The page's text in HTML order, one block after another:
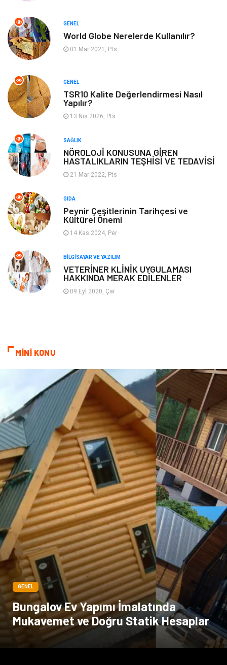
Tekstil
Tatil
Aksesuar Eğitim Kurumları
Ambalaj Eğlence
Pazarlama
Kültür
Grafik Tasarım
Alüminyum
Bilişim televizyon
Tarım & Hayvancılık
GENEL
World Globe Nerelerde Kullanılır?
01 Mar 2021, Pts
GENEL
TSR10 Kalite Değerlendirmesi Nasıl
Yapılır?
13 Nis 2026, Pts
SAĞLIK
NÖROLOJİ KONUSUNA GİREN
HASTALIKLARIN TEŞHİSİ VE TEDAVİSİ
21 Mar 2022, Pts
GIDA
Peynir Çeşitlerinin Tarihçesi ve
Kültürel Önemi
14 Kas 2024, Per
BILGISAYAR VE YAZILIM
VETERİNER KLİNİK UYGULAMASI
HAKKINDA MERAK EDİLENLER
09 Eyl 2020, Çar
MİNİ KONU
GENEL
Bungalov Ev Yapımı İmalatında
Mukavemet ve Doğru Statik Hesaplar